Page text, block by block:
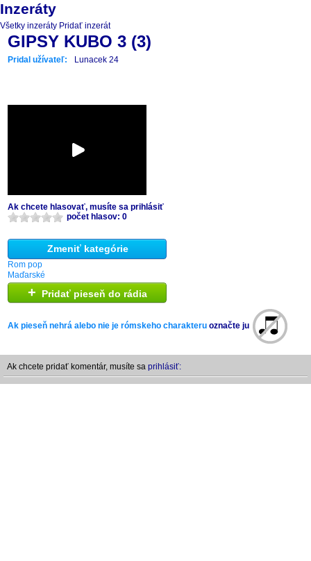
Inzeráty
Všetky inzeráty Pridať inzerát
GIPSY KUBO 3 (3)
Pridal užívateľ: Lunacek 24
Ak chcete hlasovať, musíte sa prihlásiť
počet hlasov: 0
Zmeniť kategórie
Rom pop
Maďarské
+ Pridať pieseň do rádia
Ak pieseň nehrá alebo nie je rómskeho charakteru označte ju
Ak chcete pridať komentár, musíte sa prihlásiť: